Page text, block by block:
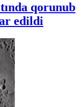
qorunub
edildi